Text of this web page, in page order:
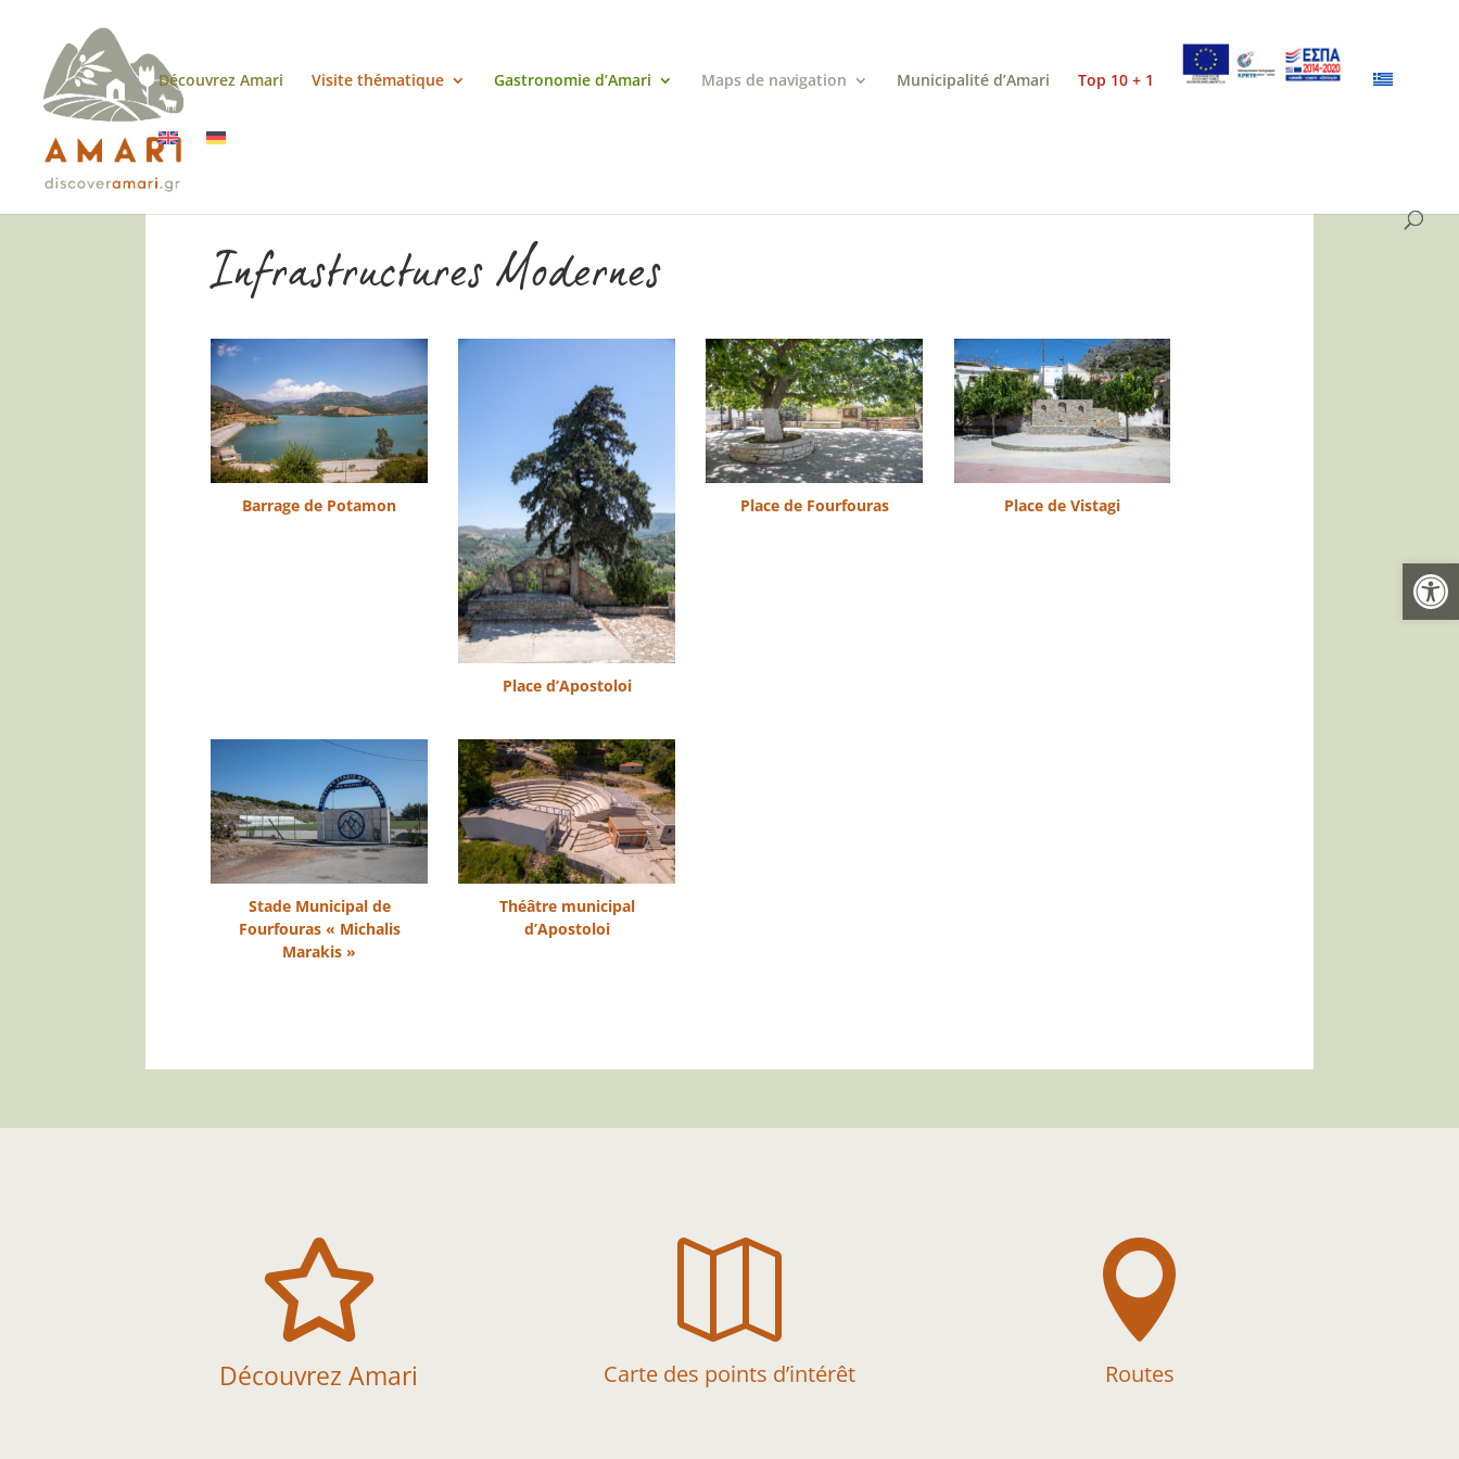
Ouvrir
Découvrez Amari Visite thématique Gastronomie d’Amari Maps de navigation Municipalité d’Amari Top 10 + 1
Infrastructures Modernes
Barrage de Potamon
Place d’Apostoloi
Place de Fourfouras Place de Vistagi
Stade Municipal de
Fourfouras « Michalis
Marakis »
Théâtre municipal
d’Apostoloi

Découvrez Amari

Carte des points d’intérêt

Routes